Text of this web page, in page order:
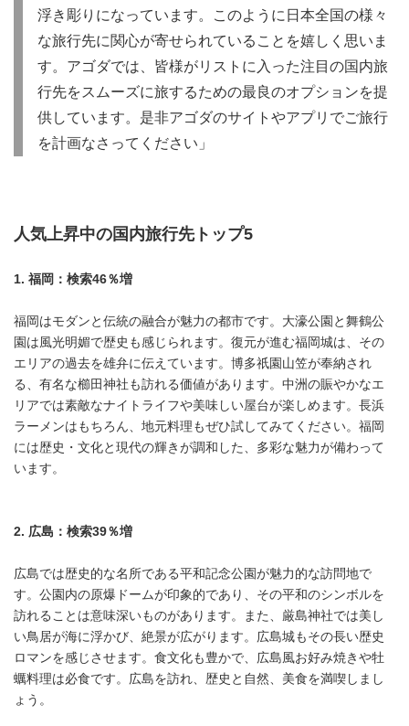
浮き彫りになっています。このように日本全国の様々
な旅行先に関心が寄せられていることを嬉しく思いま
す。アゴダでは、皆様がリストに入った注目の国内旅
行先をスムーズに旅するための最良のオプションを提
供しています。是非アゴダのサイトやアプリでご旅行
を計画なさってください」
人気上昇中の国内旅行先トップ5
1. 福岡：検索46％増
福岡はモダンと伝統の融合が魅力の都市です。大濠公園と舞鶴公
園は風光明媚で歴史も感じられます。復元が進む福岡城は、その
エリアの過去を雄弁に伝えています。博多祇園山笠が奉納され
る、有名な櫛田神社も訪れる価値があります。中洲の賑やかなエ
リアでは素敵なナイトライフや美味しい屋台が楽しめます。長浜
ラーメンはもちろん、地元料理もぜひ試してみてください。福岡
には歴史・文化と現代の輝きが調和した、多彩な魅力が備わって
います。
2. 広島：検索39％増
広島では歴史的な名所である平和記念公園が魅力的な訪問地で
す。公園内の原爆ドームが印象的であり、その平和のシンボルを
訪れることは意味深いものがあります。また、厳島神社では美し
い鳥居が海に浮かび、絶景が広がります。広島城もその長い歴史
ロマンを感じさせます。食文化も豊かで、広島風お好み焼きや牡
蠣料理は必食です。広島を訪れ、歴史と自然、美食を満喫しまし
ょう。